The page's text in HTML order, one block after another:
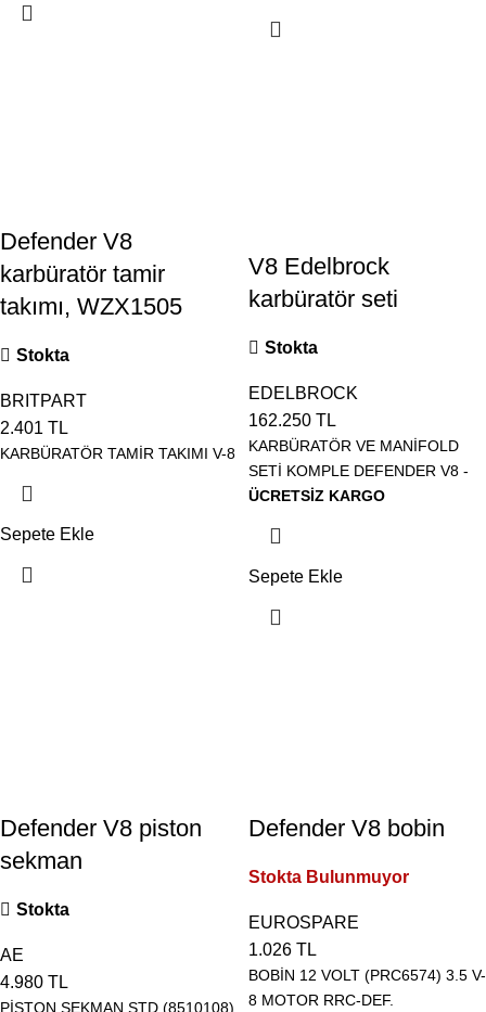
Defender V8
karbüratör tamir
takımı, WZX1505
Stokta
BRITPART
2.401 TL
KARBÜRATÖR TAMİR TAKIMI V-8
Sepete Ekle
V8 Edelbrock
karbüratör seti
Stokta
EDELBROCK
162.250 TL
KARBÜRATÖR VE MANİFOLD
SETİ KOMPLE DEFENDER V8 -
ÜCRETSİZ KARGO
Sepete Ekle
Defender V8 piston
sekman
Stokta
AE
4.980 TL
PİSTON SEKMAN STD (8510108)
Defender V8 bobin
Stokta Bulunmuyor
EUROSPARE
1.026 TL
BOBİN 12 VOLT (PRC6574) 3.5 V-
8 MOTOR RRC-DEF.